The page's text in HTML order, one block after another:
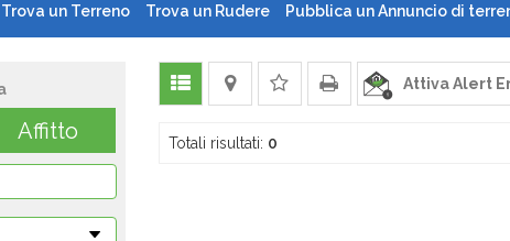
Trova un Terreno Trova un Rudere Pubblica un Annuncio di
Affitto
Attiva Alert
Totali risultati: 0